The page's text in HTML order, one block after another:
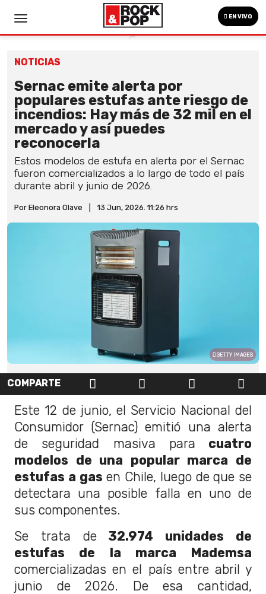
EN VIVO
NOTICIAS
Sernac emite alerta por
populares estufas ante riesgo de
incendios: Hay más de 32 mil en el
mercado y así puedes
reconocerla
Estos modelos de estufa en alerta por el Sernac
fueron comercializados a lo largo de todo el país
durante abril y junio de 2026.
Por Eleonora Olave 13 Jun, 2026. 11:26 hrs
GETTY IMAGES
COMPARTE
Este 12 de junio, el Servicio Nacional del
Consumidor (Sernac) emitió una alerta
de seguridad masiva para cuatro
modelos de una popular marca de
estufas a gas en Chile, luego de que se
detectara una posible falla en uno de
sus componentes.
Se trata de32.974 unidades de
estufas de la marca Mademsa
comercializadas en el país entre abril y
junio de 2026. De esa cantidad,